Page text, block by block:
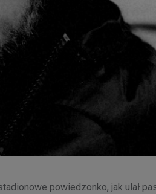
powiedzonko, jak ulał